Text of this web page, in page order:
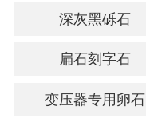
深灰黑砾石
扁石刻字石
变压器专用卵石